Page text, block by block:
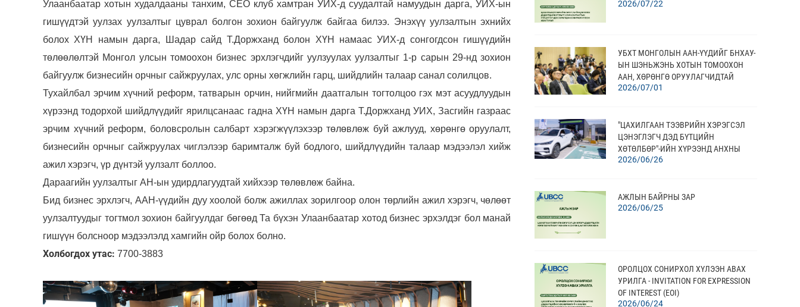
Улаанбаатар хотын худалдааны танхим, CEO клуб хамтран УИХ-д суудалтай намуудын дарга, УИХ-ын
гишүүдтэй уулзах уулзалтыг цуврал болгон зохион байгуулж байгаа билээ. Энэхүү уулзалтын эхнийх
болох ХҮН намын дарга, Шадар сайд Т.Доржханд болон ХҮН намаас УИХ-д сонгогдсон гишүүдийн
төлөөлөлтэй Монгол улсын томоохон бизнес эрхлэгчдийг уулзуулах уулзалтыг 1-р сарын 29-нд зохион
байгуулж бизнесийн орчныг сайжруулах, улс орны хөгжлийн гарц, шийдлийн талаар санал солилцов.
Тухайлбал эрчим хүчний реформ, татварын орчин, нийгмийн даатгалын тогтолцоо гэх мэт асуудлуудын
хүрээнд тодорхой шийдлүүдийг ярилцсанаас гадна ХҮН намын дарга Т.Доржханд УИХ, Засгийн газраас
эрчим хүчний реформ, боловсролын салбарт хэрэгжүүлэхээр төлөвлөж буй ажлууд, хөрөнгө оруулалт,
бизнесийн орчныг сайжруулах чиглэлээр баримталж буй бодлого, шийдлүүдийн талаар мэдээлэл хийж
ажил хэрэгч, үр дүнтэй уулзалт боллоо.
Дараагийн уулзалтыг АН-ын удирдлагуудтай хийхээр төлөвлөж байна.
Бид бизнес эрхлэгч, ААН-үүдийн дуу хоолой болж ажиллах зорилгоор олон төрлийн ажил хэрэгч, чөлөөт
уулзалтуудыг тогтмол зохион байгуулдаг бөгөөд Та бүхэн Улаанбаатар хотод бизнес эрхэлдэг бол манай
гишүүн болсноор мэдээлэлд хамгийн ойр болох болно.
Холбогдох утас: 7700-3883
2026/07/22
УБХТ МОНГОЛЫН ААН-ҮҮДИЙГ БНХАУ-
ЫН ШЭНЬЖЭНЬ ХОТЫН ТОМООХОН
ААН, ХӨРӨНГӨ ОРУУЛАГЧИДТАЙ
ХОЛБОСОН В2В УУЛЗАЛТ АМЖИЛТТАЙ
2026/07/01
"ЦАХИЛГААН ТЭЭВРИЙН ХЭРЭГСЭЛ
ЦЭНЭГЛЭГЧ ДЭД БҮТЦИЙН
ХӨТӨЛБӨР"-ИЙН ХҮРЭЭНД АНХНЫ
"ЦЭНЭГЛЭГЧ"-ИЙН НЭЭЛТЭЭ ХИЙЛЭЭ
2026/06/26
АЖЛЫН БАЙРНЫ ЗАР
2026/06/25
ОРОЛЦОХ СОНИРХОЛ ХҮЛЭЭН АВАХ
УРИЛГА - INVITATION FOR EXPRESSION
OF INTEREST (EOI)
2026/06/24